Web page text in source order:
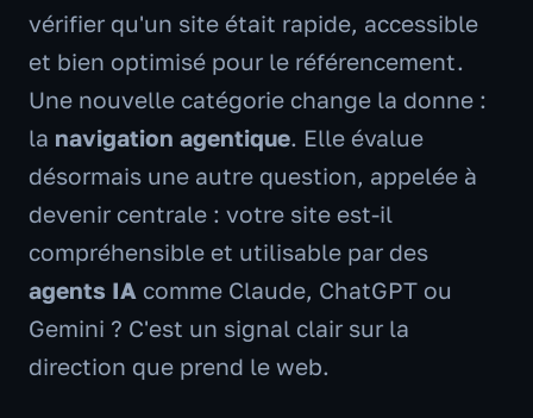
vérifier qu'un site était rapide, accessible
et bien optimisé pour le référencement.
Une nouvelle catégorie change la donne :
la navigation agentique. Elle évalue
désormais une autre question, appelée à
devenir centrale : votre site est-il
compréhensible et utilisable par des
agents IA comme Claude, ChatGPT ou
Gemini ? C'est un signal clair sur la
direction que prend le web.